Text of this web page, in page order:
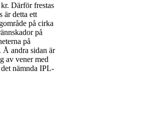
Därför frestas
är detta ett
på cirka
på
på
Å andra sidan är
av vener med
nämnda IPL-